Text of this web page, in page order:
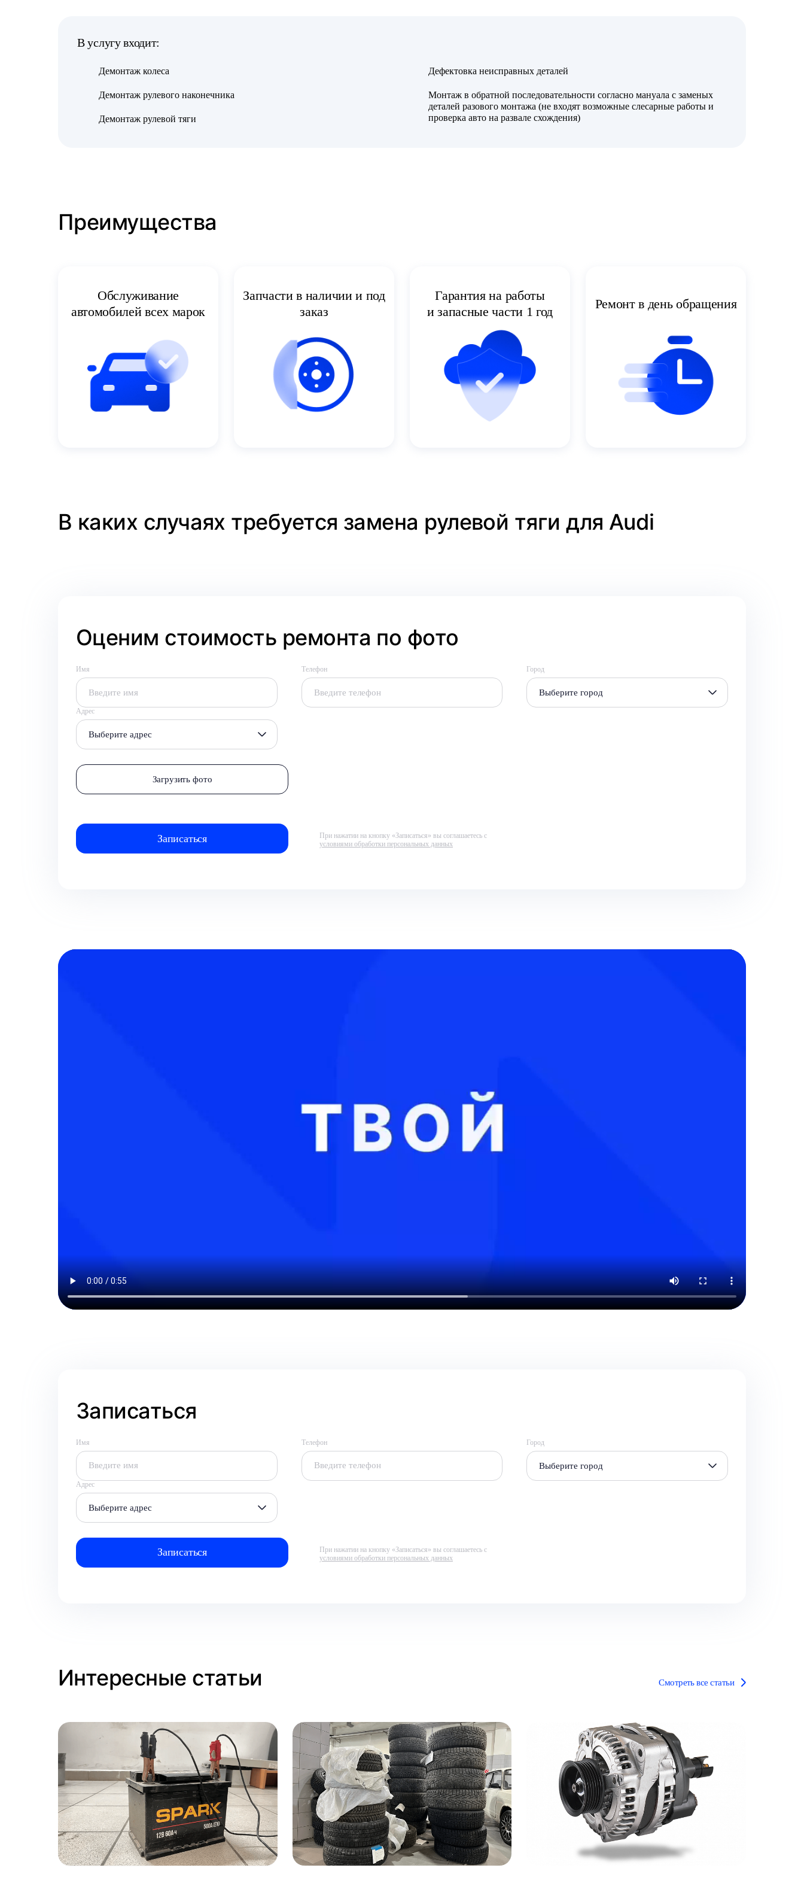
В услугу входит:
Демонтаж колеса
Демонтаж рулевого наконечника
Демонтаж рулевой тяги
Дефектовка неисправных деталей
Монтаж в обратной последовательности согласно мануала с заменых
деталей разового монтажа (не входят возможные слесарные работы и
проверка авто на развале схождения)
Преимущества
Обслуживание
автомобилей всех марок
Запчасти в наличии и под
заказ
Гарантия на работы
и запасные части 1 год
Ремонт в день обращения
В каких случаях требуется замена рулевой тяги для Audi
Оценим стоимость ремонта по фото
Имя Телефон Город
Выберите город
Адрес
Выберите адрес
Загрузить фото
При нажатии на кнопку «Записаться» вы соглашаетесь с
условиями обработки персональных данных
Записаться
Имя Телефон Город
Выберите город
Адрес
Выберите адрес
При нажатии на кнопку «Записаться» вы соглашаетесь с
условиями обработки персональных данных
Интересные статьи Смотреть все статьи